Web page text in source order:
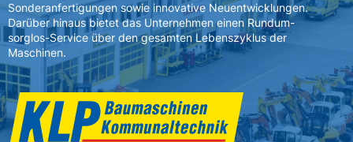
Sonderanfertigungen sowie innovative Neuentwicklungen.
Darüber hinaus bietet das Unternehmen einen Rundum-
sorglos-Service über den gesamten Lebenszyklus der
Maschinen.